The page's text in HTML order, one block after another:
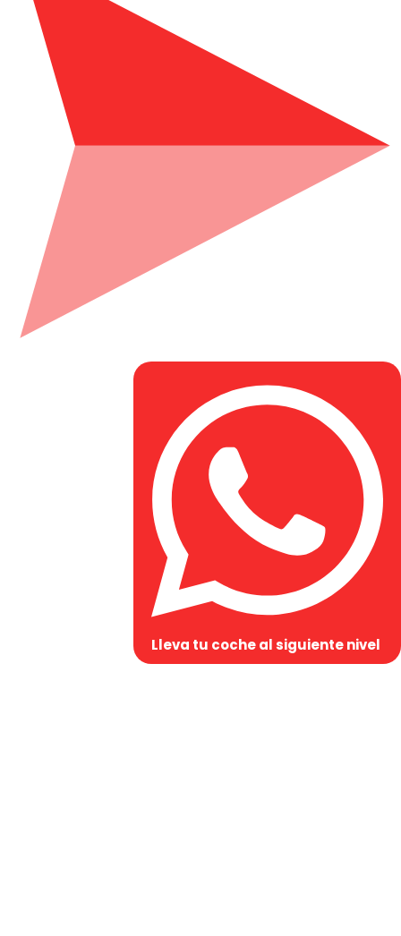
Lleva tu coche al siguiente nivel